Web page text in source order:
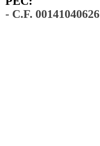
- C.F. 00141040626